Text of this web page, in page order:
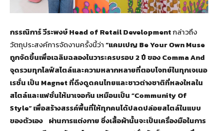
กรรณิการ์ วีระพงษ์Head of Retail Developmentกล่าวถึง
วัตถุประสงค์การจัดงานครั้งนี้ว่า“แคมเปญ Be Your Own Muse
ถูกจัดขึ้นเพื่อเฉลิมฉลองในวาระครบรอบ 2ปี ของComma And
จุดรวมทุกไลฟ์สไตล์และความหลากหลายที่ตอบโจทย์ในทุกเจเนอ
เรชั่น เป็น Magnet ที่ดึงดูดคนไทยและชาวต่างชาติที่หลงใหลใน
สไตล์และแฟชั่นให้มาเจอกัน เหมือนเป็น“Community Of
Style”เพื่อสร้างสรรค์พื้นที่ให้ทุกคนได้ปลดปล่อยสไตล์ในแบบ
ของตัวเอง ผ่านการแต่งกาย ซึ่งเสื้อผ้านั้นจะเป็นเครื่องมือในการ